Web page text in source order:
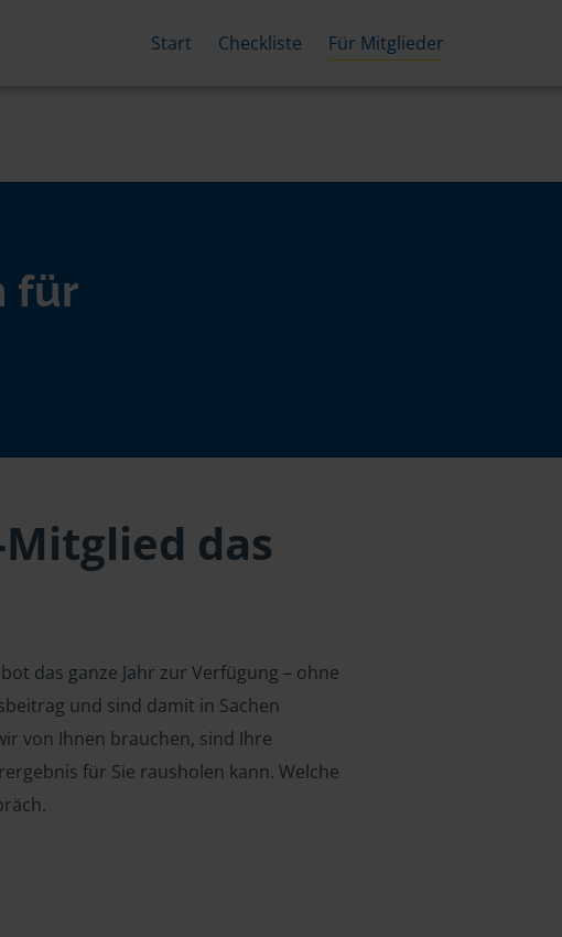
Start Checkliste Für Mitglieder
für
das
das ganze Jahr zur Verfügung – ohne
und sind damit in Sachen
von Ihnen brauchen, sind Ihre
für Sie rausholen kann. Welche